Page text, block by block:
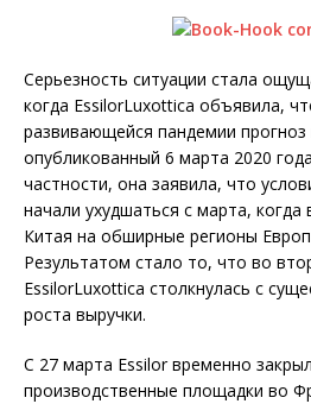
Серьезность ситуации стала
когда EssilorLuxottica объявила,
развивающейся пандемии
опубликованный 6 марта 2020
частности, она заявила, что
начали ухудшаться с марта, когда
Китая на обширные регионы
Результатом стало то, что во
EssilorLuxottica столкнулась с
роста выручки.
С 27 марта Essilor временно
производственные площадки во